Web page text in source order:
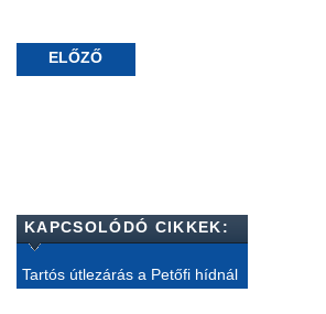
ELŐZŐ
KAPCSOLÓDÓ CIKKEK:
Tartós útlezárás a Petőfi hídnál